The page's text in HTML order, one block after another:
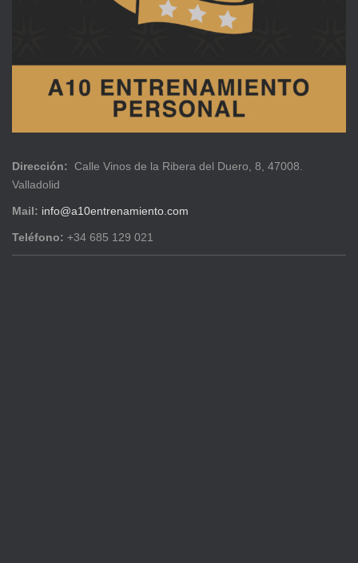
Dirección: Calle Vinos de la Ribera del Duero, 8, 47008.
Valladolid
Mail: info@a10entrenamiento.com
Teléfono: +34 685 129 021